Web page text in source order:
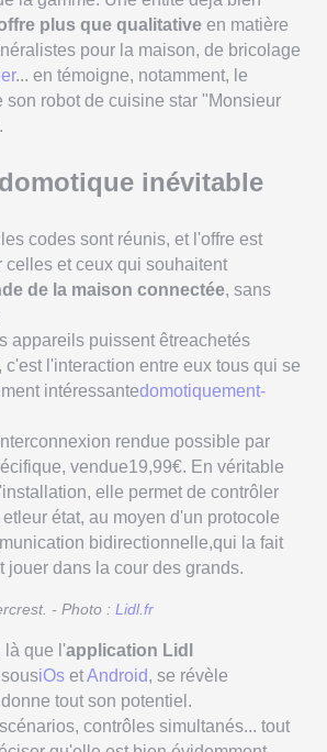
plus que qualitative en matière
pour la maison, de bricolage
... en témoigne, notamment, le
son robot de cuisine star "Monsieur
inévitable
codes sont réunis, et l'offre est
celles et ceux qui souhaitent
de la maison connectée, sans
appareils puissent êtreachetés
c'est l'interaction entre eux tous qui se
intéressantedomotiquement-
rendue possible par
vendue19,99€. En véritable
elle permet de contrôler
état, au moyen d'un protocole
bidirectionnelle,qui la fait
jouer dans la cour des grands.
- Photo : Lidl.fr
là que l'application Lidl
iOs etAndroid, se révèle
tout son potentiel.
contrôles simultanés... tout